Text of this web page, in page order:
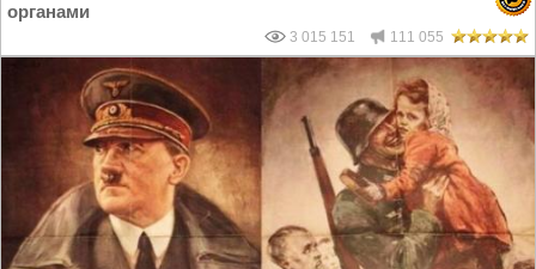
органами
3 015 151 111 055